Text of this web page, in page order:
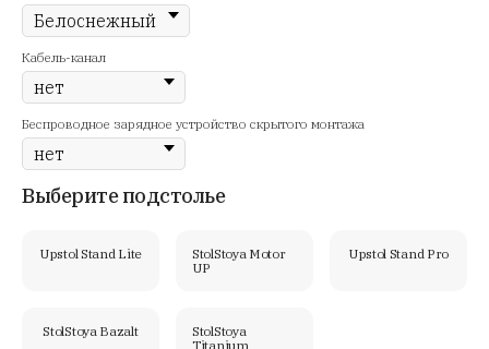
Кабель-канал
Беспроводное зарядное устройство скрытого монтажа
Выберите подстолье
Upstol Stand Lite
StolStoya Motor
UP
Upstol Stand Pro
StolStoya Bazalt
StolStoya
Titanium